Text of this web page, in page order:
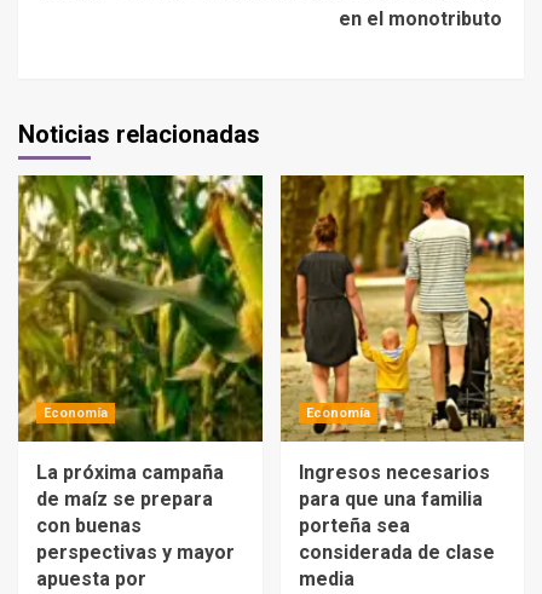
en el monotributo
Noticias relacionadas
Economía
La próxima campaña
de maíz se prepara
con buenas
perspectivas y mayor
apuesta por
Economía
Ingresos necesarios
para que una familia
porteña sea
considerada de clase
media